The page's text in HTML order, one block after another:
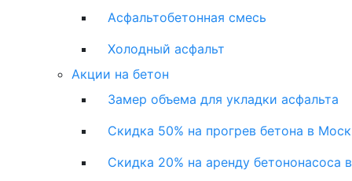
Асфальтобетонная смесь
Холодный асфальт
Акции на бетон
Замер объема для укладки асфальта
Скидка 50% на прогрев бетона в
Скидка 20% на аренду бетононасоса